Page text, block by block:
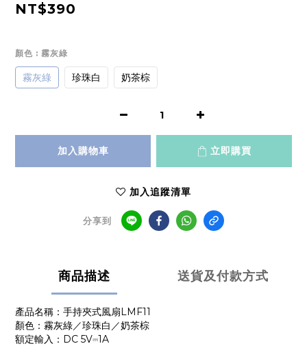
NT$390
顏色 : 霧灰綠
霧灰綠 珍珠白 奶茶棕
加入購物車 立即購買
加入追蹤清單
分享到
商品描述 送貨及付款方式
產品名稱：手持夾式風扇LMF11
顏色：霧灰綠／珍珠白／奶茶棕
額定輸入：DC 5V⎓1A